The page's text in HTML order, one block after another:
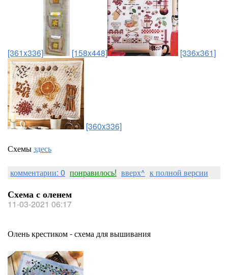
[361x336] [158x448] [336x361]
[360x336]
Схемыздесь
комментарии: 0 понравилось! вверх^ к полной версии
Схема с оленем
11-03-2021 06:17
Олень крестиком - схема для вышивания